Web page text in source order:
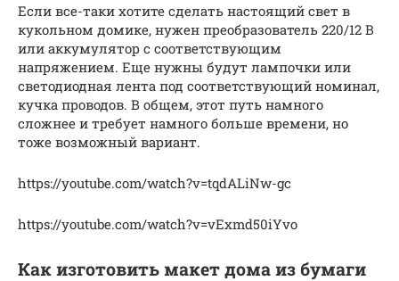
Если все-таки хотите сделать настоящий свет в
кукольном домике, нужен преобразователь 220/12 В
или аккумулятор с соответствующим
напряжением. Еще нужны будут лампочки или
светодиодная лента под соответствующий номинал,
кучка проводов. В общем, этот путь намного
сложнее и требует намного больше времени, но
тоже возможный вариант.
https://youtube.com/watch?v=tqdALiNw-gc
https://youtube.com/watch?v=vExmd50iYvo
Как изготовить макет дома из бумаги